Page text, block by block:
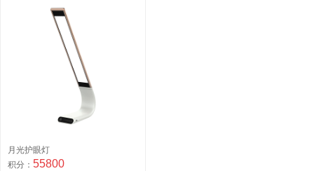
月光护眼灯
积分： 55800